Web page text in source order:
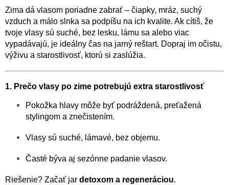
Zima dá vlasom poriadne zabrať – čiapky, mráz, suchý
vzduch a málo slnka sa podpíšu na ich kvalite. Ak cítiš, že
tvoje vlasy sú suché, bez lesku, lámu sa alebo viac
vypadávajú, je ideálny čas na jarný reštart. Dopraj im očistu,
výživu a starostlivosť, ktorú si zaslúžia.
1. Prečo vlasy po zime potrebujú extra starostlivosť
Pokožka hlavy môže byť podráždená, preťažená
stylingom a znečistením.
Vlasy sú suché, lámavé, bez objemu.
Časté býva aj sezónne padanie vlasov.
Riešenie? Začať jar detoxom a regeneráciou.